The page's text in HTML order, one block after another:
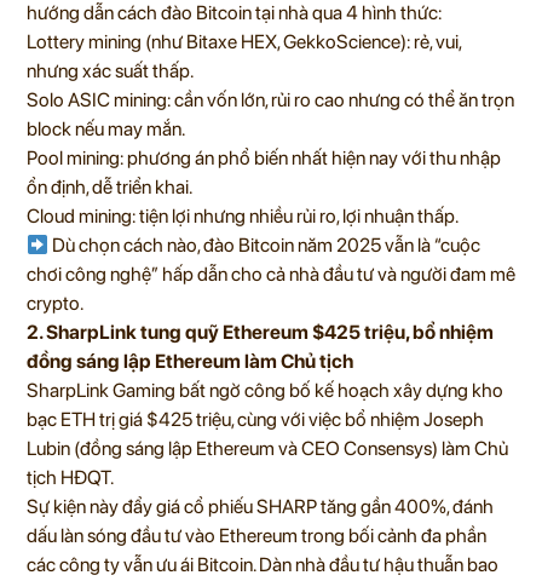
hướng dẫn cách đào Bitcoin tại nhà qua 4 hình thức:
Lottery mining (như Bitaxe HEX, GekkoScience): rẻ, vui,
nhưng xác suất thấp.
Solo ASIC mining: cần vốn lớn, rủi ro cao nhưng có thể ăn trọn
block nếu may mắn.
Pool mining: phương án phổ biến nhất hiện nay với thu nhập
ổn định, dễ triển khai.
Cloud mining: tiện lợi nhưng nhiều rủi ro, lợi nhuận thấp.
Dù chọn cách nào, đào Bitcoin năm 2025 vẫn là “cuộc
chơi công nghệ” hấp dẫn cho cả nhà đầu tư và người đam mê
crypto.
2. SharpLink tung quỹ Ethereum $425 triệu, bổ nhiệm
đồng sáng lập Ethereum làm Chủ tịch
SharpLink Gaming bất ngờ công bố kế hoạch xây dựng kho
bạc ETH trị giá $425 triệu, cùng với việc bổ nhiệm Joseph
Lubin (đồng sáng lập Ethereum và CEO Consensys) làm Chủ
tịch HĐQT.
Sự kiện này đẩy giá cổ phiếu SHARP tăng gần 400%, đánh
dấu làn sóng đầu tư vào Ethereum trong bối cảnh đa phần
các công ty vẫn ưu ái Bitcoin. Dàn nhà đầu tư hậu thuẫn bao